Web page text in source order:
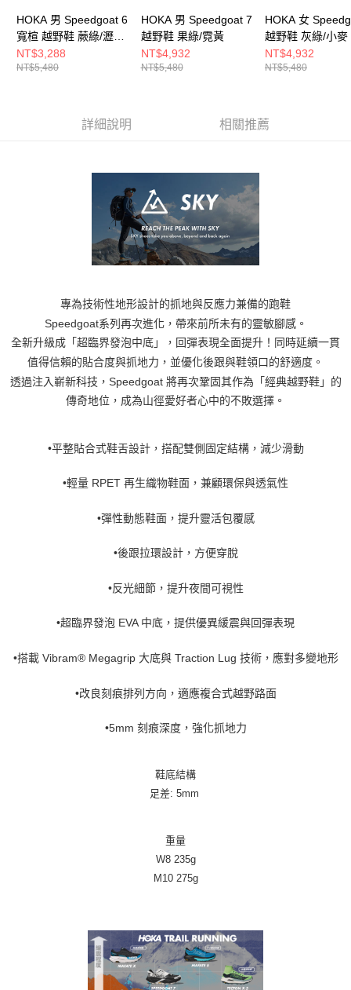
HOKA 男 Speedgoat 6
寬楦 越野鞋 蕨綠/瀝青
灰
NT$3,288
NT$5,480
HOKA 男 Speedgoat 7
越野鞋 果綠/霓黃
NT$4,932
NT$5,480
HOKA 女
越野鞋 灰綠/小麥
NT$4,932
NT$5,480
詳細說明 相關推薦
專為技術性地形設計的抓地與反應力兼備的跑鞋
Speedgoat系列再次進化，帶來前所未有的靈敏腳感。
全新升級成「超臨界發泡中底」，回彈表現全面提升！同時延續一貫
值得信賴的貼合度與抓地力，並優化後跟與鞋領口的舒適度。
透過注入嶄新科技，Speedgoat 將再次鞏固其作為「經典越野鞋」的
傳奇地位，成為山徑愛好者心中的不敗選擇。
•平整貼合式鞋舌設計，搭配雙側固定結構，減少滑動
•輕量 RPET 再生織物鞋面，兼顧環保與透氣性
•彈性動態鞋面，提升靈活包覆感
•後跟拉環設計，方便穿脫
•反光細節，提升夜間可視性
•超臨界發泡 EVA 中底，提供優異緩震與回彈表現
•搭載 Vibram® Megagrip 大底與 Traction Lug 技術，應對多變地形
•改良刻痕排列方向，適應複合式越野路面
•5mm 刻痕深度，強化抓地力
鞋底結構
足差: 5mm
重量
W8 235g
M10 275g